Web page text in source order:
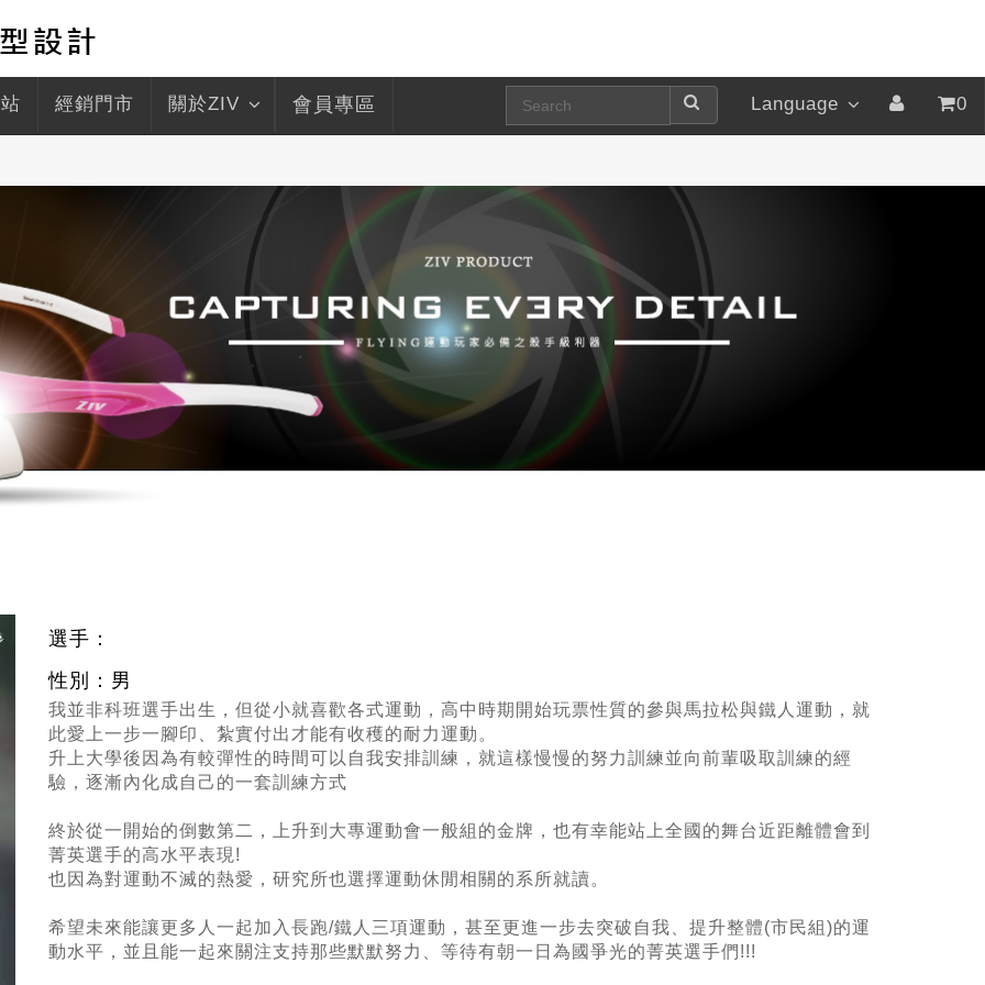
經銷門市 關於ZIV 會員專區 Language 0
選手：
性別：男
我並非科班選手出生，但從小就喜歡各式運動，高中時期開始玩票性質的參與馬拉松與鐵人運動，就
此愛上一步一腳印、紮實付出才能有收穫的耐力運動。
升上大學後因為有較彈性的時間可以自我安排訓練，就這樣慢慢的努力訓練並向前輩吸取訓練的經
驗，逐漸內化成自己的一套訓練方式
終於從一開始的倒數第二，上升到大專運動會一般組的金牌，也有幸能站上全國的舞台近距離體會到
菁英選手的高水平表現!
也因為對運動不滅的熱愛，研究所也選擇運動休閒相關的系所就讀。
希望未來能讓更多人一起加入長跑/鐵人三項運動，甚至更進一步去突破自我、提升整體(市民組)的運
動水平，並且能一起來關注支持那些默默努力、等待有朝一日為國爭光的菁英選手們!!!